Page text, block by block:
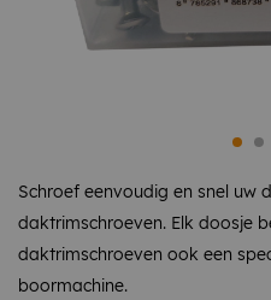
Schroef eenvoudig en snel uw
daktrimschroeven. Elk doosje
daktrimschroeven ook een
boormachine.